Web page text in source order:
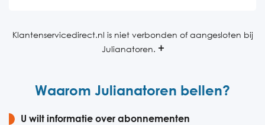
Dinsdag
08:00-17:00
Vrijdag
08:00-17:00
Zaterdag
Klantenservicedirect.nl is niet verbonden of aangesloten bij
Julianatoren.
Waarom Julianatoren bellen?
U wilt informatie over abonnementen